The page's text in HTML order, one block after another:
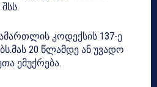
კოდექსის 137-ე
20 წლამდე ან უვადო
ემუქრება.